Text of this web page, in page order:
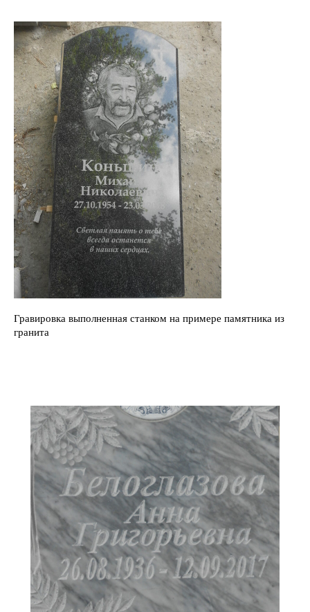
Гравировка выполненная станком на примере памятника из
гранита